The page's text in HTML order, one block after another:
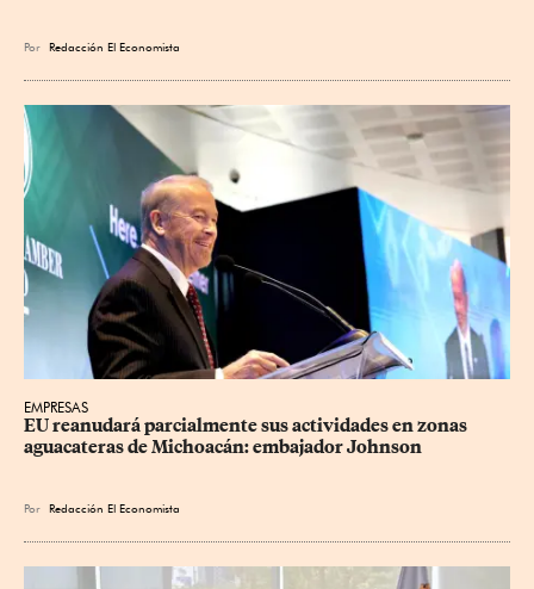
Por Redacción El Economista
EMPRESAS
EU reanudará parcialmente sus actividades en zonas
aguacateras de Michoacán: embajador Johnson
Por Redacción El Economista